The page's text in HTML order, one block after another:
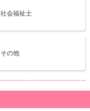
社会福祉士
その他